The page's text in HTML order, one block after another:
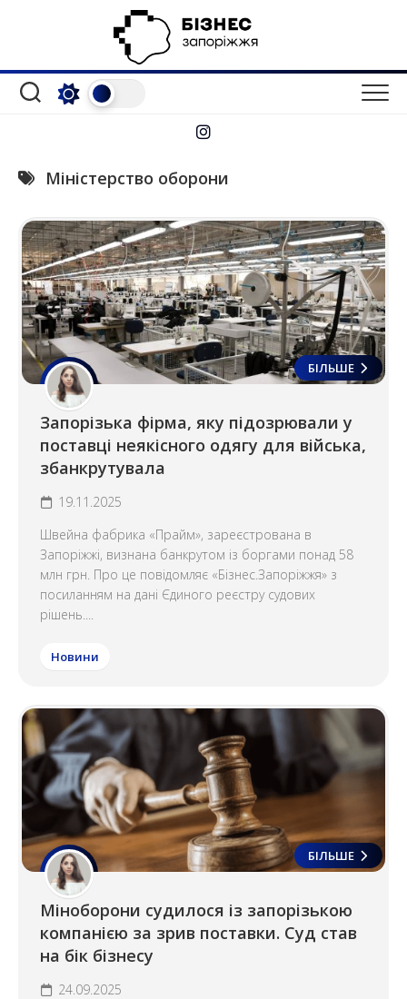
Міністерство оборони
БІЛЬШЕ
Запорізька фірма, яку підозрювали у
поставці неякісного одягу для війська,
збанкрутувала
19.11.2025
Швейна фабрика «Прайм», зареєстрована в
Запоріжжі, визнана банкрутом із боргами понад 58
млн грн. Про це повідомляє «Бізнес.Запоріжжя» з
посиланням на дані Єдиного реєстру судових
рішень....
Новини
БІЛЬШЕ
Міноборони судилося із запорізькою
компанією за зрив поставки. Суд став
на бік бізнесу
24.09.2025